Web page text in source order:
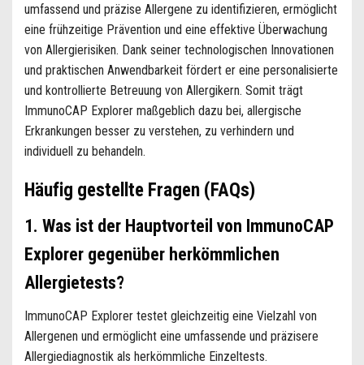
umfassend und präzise Allergene zu identifizieren, ermöglicht
eine frühzeitige Prävention und eine effektive Überwachung
von Allergierisiken. Dank seiner technologischen Innovationen
und praktischen Anwendbarkeit fördert er eine personalisierte
und kontrollierte Betreuung von Allergikern. Somit trägt
ImmunoCAP Explorer maßgeblich dazu bei, allergische
Erkrankungen besser zu verstehen, zu verhindern und
individuell zu behandeln.
Häufig gestellte Fragen (FAQs)
1. Was ist der Hauptvorteil von ImmunoCAP
Explorer gegenüber herkömmlichen
Allergietests?
ImmunoCAP Explorer testet gleichzeitig eine Vielzahl von
Allergenen und ermöglicht eine umfassende und präzisere
Allergiediagnostik als herkömmliche Einzeltests.